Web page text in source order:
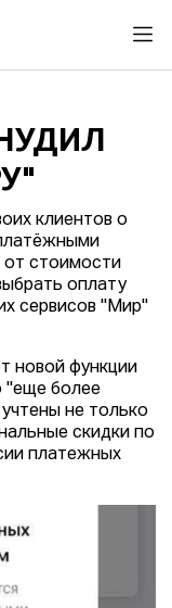
клиентов о
от стоимости
оплату
сервисов "Мир"
новой функции
"еще более
не только
скидки по
платежных